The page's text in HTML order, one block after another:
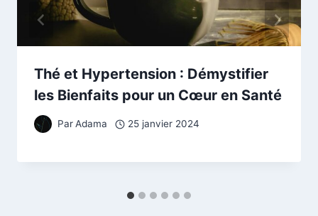
Thé et Hypertension : Démystifier
les Bienfaits pour un Cœur en Santé
ParAdama 25 janvier 2024